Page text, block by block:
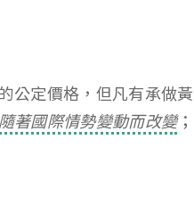
公定價格，但凡有承做
著國際情勢變動而改變